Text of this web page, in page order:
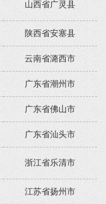
山西省广灵县
陕西省安塞县
云南省潞西市
广东省潮州市
广东省佛山市
广东省汕头市
浙江省乐清市
江苏省扬州市